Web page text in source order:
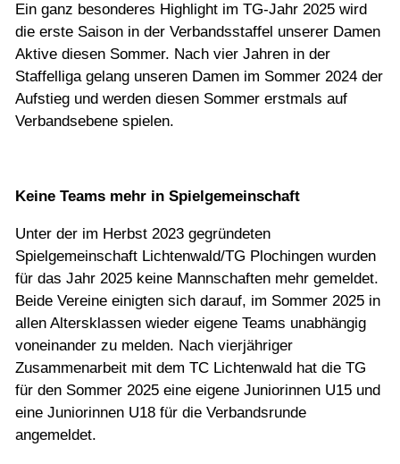
Ein ganz besonderes Highlight im TG-Jahr 2025 wird
die erste Saison in der Verbandsstaffel unserer Damen
Aktive diesen Sommer. Nach vier Jahren in der
Staffelliga gelang unseren Damen im Sommer 2024 der
Aufstieg und werden diesen Sommer erstmals auf
Verbandsebene spielen.
Keine Teams mehr in Spielgemeinschaft
Unter der im Herbst 2023 gegründeten
Spielgemeinschaft Lichtenwald/TG Plochingen wurden
für das Jahr 2025 keine Mannschaften mehr gemeldet.
Beide Vereine einigten sich darauf, im Sommer 2025 in
allen Altersklassen wieder eigene Teams unabhängig
voneinander zu melden. Nach vierjähriger
Zusammenarbeit mit dem TC Lichtenwald hat die TG
für den Sommer 2025 eine eigene Juniorinnen U15 und
eine Juniorinnen U18 für die Verbandsrunde
angemeldet.